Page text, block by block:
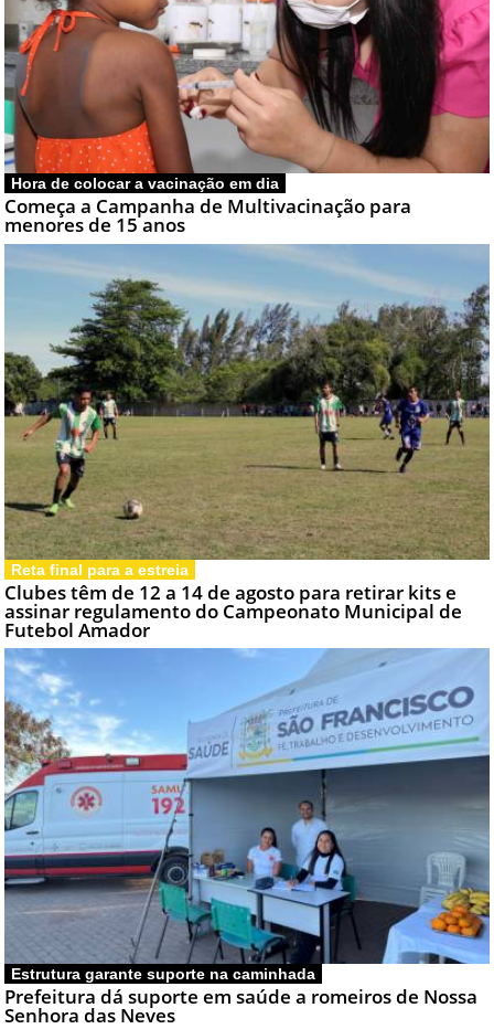
Hora de colocar a vacinação em dia
Começa a Campanha de Multivacinação para
menores de 15 anos
Reta final para a estreia
Clubes têm de 12 a 14 de agosto para retirar kits e
assinar regulamento do Campeonato Municipal de
Futebol Amador
Estrutura garante suporte na caminhada
Prefeitura dá suporte em saúde a romeiros de Nossa
Senhora das Neves